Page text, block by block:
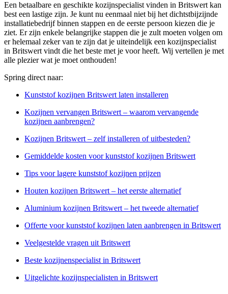
Een betaalbare en geschikte kozijnspecialist vinden in Britswert kan
best een lastige zijn. Je kunt nu eenmaal niet bij het dichtstbijzijnde
installatiebedrijf binnen stappen en de eerste persoon kiezen die je
ziet. Er zijn enkele belangrijke stappen die je zult moeten volgen om
er helemaal zeker van te zijn dat je uiteindelijk een kozijnspecialist
in Britswert vindt die het beste met je voor heeft. Wij vertellen je met
alle plezier wat je moet onthouden!
Spring direct naar:
Kunststof kozijnen Britswert laten installeren
Kozijnen vervangen Britswert – waarom vervangende
kozijnen aanbrengen?
Kozijnen Britswert – zelf installeren of uitbesteden?
Gemiddelde kosten voor kunststof kozijnen Britswert
Tips voor lagere kunststof kozijnen prijzen
Houten kozijnen Britswert – het eerste alternatief
Aluminium kozijnen Britswert – het tweede alternatief
Offerte voor kunststof kozijnen laten aanbrengen in Britswert
Veelgestelde vragen uit Britswert
Beste kozijnenspecialist in Britswert
Uitgelichte kozijnspecialisten in Britswert